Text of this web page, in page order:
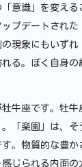
意識」を変える
プデートされた
現象にもいずれ
る。ぼく自身の
牛座です。牡牛
「楽園」は、そ
。物質的な豊か
じられる内面の